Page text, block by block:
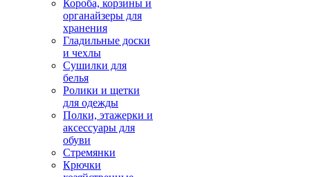
Короба, корзины и
органайзеры для
хранения
Гладильные доски
и чехлы
Сушилки для
белья
Ролики и щетки
для одежды
Полки, этажерки и
аксессуары для
обуви
Стремянки
Крючки